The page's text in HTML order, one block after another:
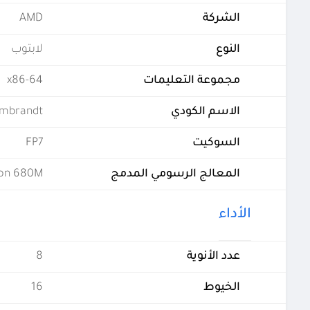
الشركة AMD
النوع لابتوب
مجموعة التعليمات x86-64
الاسم الكودي
السوكيت FP7
المعالج الرسومي المدمج 680M
الأداء
عدد الأنوية 8
الخيوط 16